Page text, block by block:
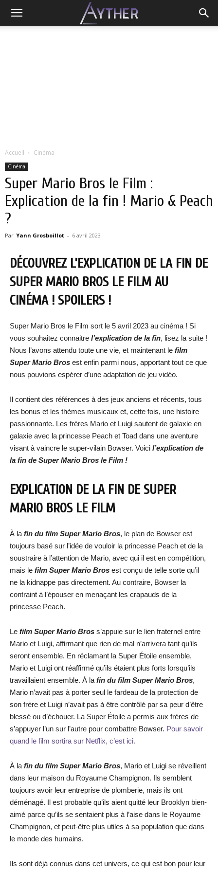
Accueil Cinéma
Cinéma
Super Mario Bros le Film :
Explication de la fin ! Mario & Peach
?
Par Yann Grosboillot - 6 avril 2023
DÉCOUVREZ L’EXPLICATION DE LA FIN DE
SUPER MARIO BROS LE FILM AU
CINÉMA ! SPOILERS !
Super Mario Bros le Film sort le 5 avril 2023 au cinéma ! Si
vous souhaitez connaitre l’explication de la fin, lisez la suite !
Nous l’avons attendu toute une vie, et maintenant le film
Super Mario Bros est enfin parmi nous, apportant tout ce que
nous pouvions espérer d’une adaptation de jeu vidéo.
Il contient des références à des jeux anciens et récents, tous
les bonus et les thèmes musicaux et, cette fois, une histoire
passionnante. Les frères Mario et Luigi sautent de galaxie en
galaxie avec la princesse Peach et Toad dans une aventure
visant à vaincre le super-vilain Bowser. Voici l’explication de
la fin de Super Mario Bros le Film !
EXPLICATION DE LA FIN DE SUPER
MARIO BROS LE FILM
À la fin du film Super Mario Bros, le plan de Bowser est
toujours basé sur l’idée de vouloir la princesse Peach et de la
soustraire à l’attention de Mario, avec qui il est en compétition,
mais le film Super Mario Bros est conçu de telle sorte qu’il
ne la kidnappe pas directement. Au contraire, Bowser la
contraint à l’épouser en menaçant les crapauds de la
princesse Peach.
Le film Super Mario Bros s’appuie sur le lien fraternel entre
Mario et Luigi, affirmant que rien de mal n’arrivera tant qu’ils
seront ensemble. En réclamant la Super Étoile ensemble,
Mario et Luigi ont réaffirmé qu’ils étaient plus forts lorsqu’ils
travaillaient ensemble. À la fin du film Super Mario Bros,
Mario n’avait pas à porter seul le fardeau de la protection de
son frère et Luigi n’avait pas à être contrôlé par sa peur d’être
blessé ou d’échouer. La Super Étoile a permis aux frères de
s’appuyer l’un sur l’autre pour combattre Bowser. Pour savoir
quand le film sortira sur Netflix, c’est ici.
À la fin du film Super Mario Bros, Mario et Luigi se réveillent
dans leur maison du Royaume Champignon. Ils semblent
toujours avoir leur entreprise de plomberie, mais ils ont
déménagé. Il est probable qu’ils aient quitté leur Brooklyn bien-
aimé parce qu’ils se sentaient plus à l’aise dans le Royaume
Champignon, et peut-être plus utiles à sa population que dans
le monde des humains.
Ils sont déjà connus dans cet univers, ce qui est bon pour leur